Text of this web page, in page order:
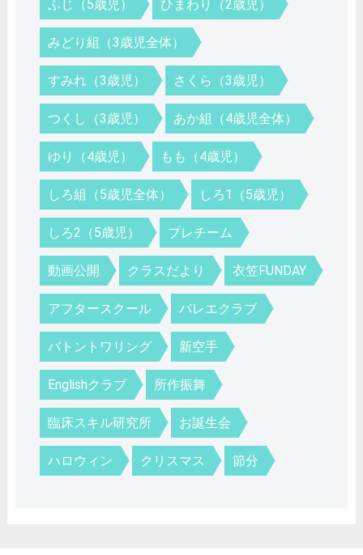
ふじ（5歳児） ひまわり（2歳児）
みどり組（3歳児全体）
すみれ（3歳児） さくら（3歳児）
つくし（3歳児） あか組（4歳児全体）
ゆり（4歳児） もも（4歳児）
しろ組（5歳児全体） しろ1（5歳児）
しろ2（5歳児） プレチーム
動画公開 クラスだより 衣笠FUNDAY
アフタースクール バレエクラブ
バトントワリング 新空手
Englishクラブ 所作振舞
臨床スキル研究所 お誕生会
ハロウィン クリスマス 節分